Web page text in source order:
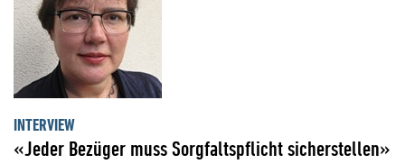
INTERVIEW
«Jeder Bezüger muss Sorgfaltspflicht sicherstellen»